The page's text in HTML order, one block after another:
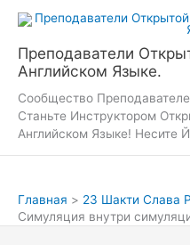
содержимому
Преподаватели
Английском Языке.
Сообщество
Станьте Инструктором
Английском Языке! Несите
Главная
23 Шакти Слава
Симуляция внутри